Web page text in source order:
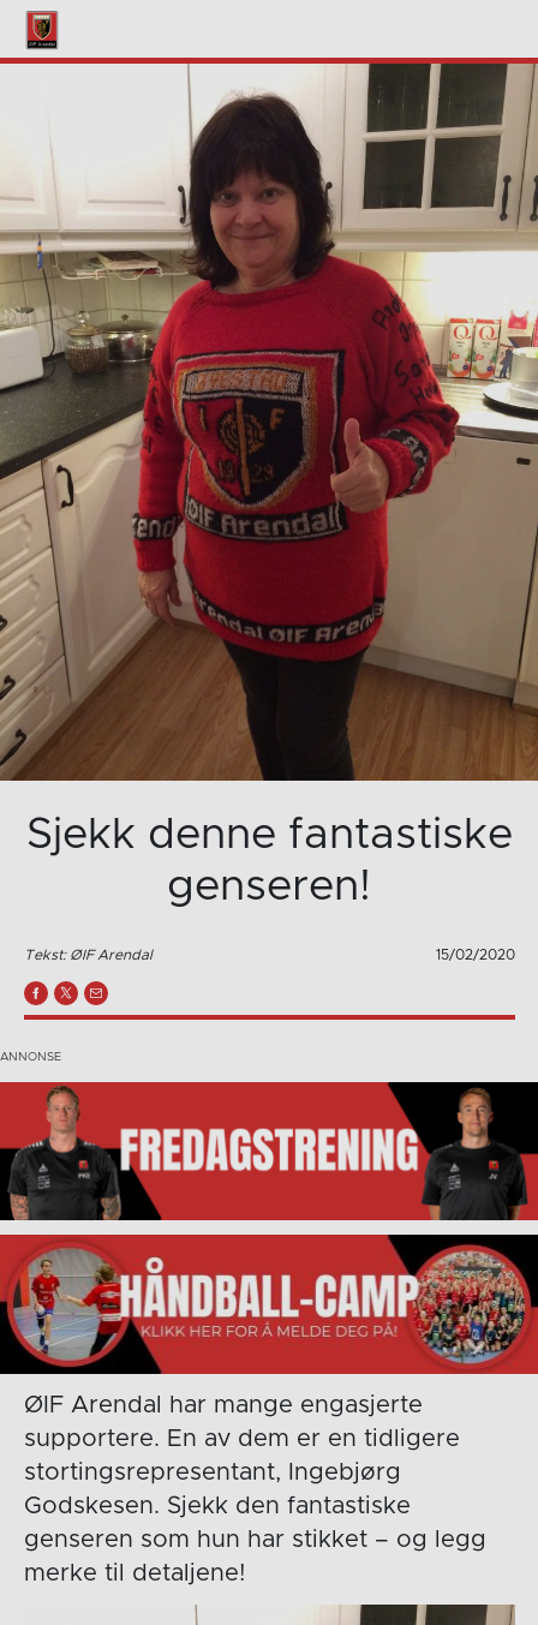
Sjekk denne fantastiske
genseren!
Tekst: ØIF Arendal 15/02/2020
ØIF Arendal har mange engasjerte
supportere. En av dem er en tidligere
stortingsrepresentant, Ingebjørg
Godskesen. Sjekk den fantastiske
genseren som hun har stikket – og legg
merke til detaljene!